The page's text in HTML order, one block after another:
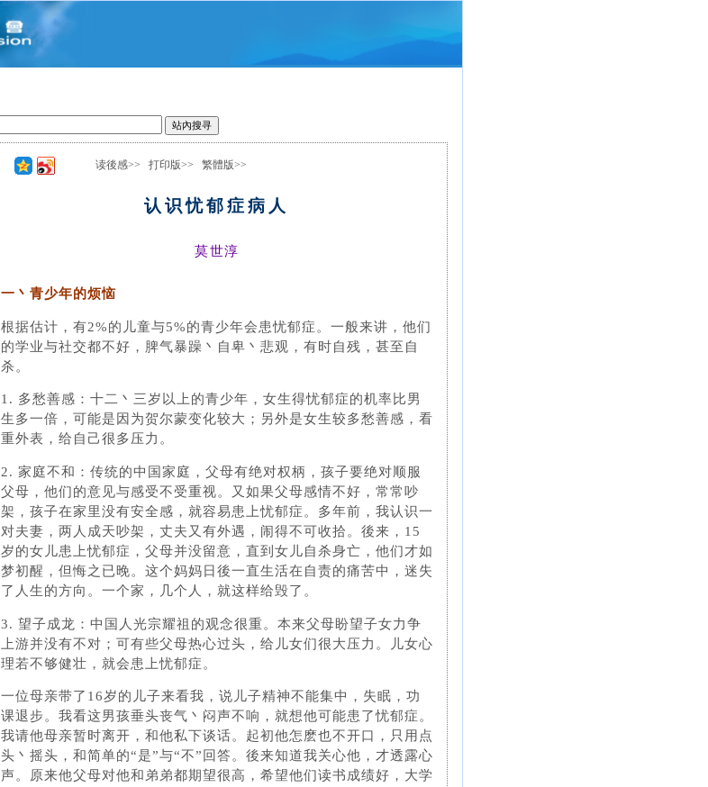
读後感>> 打印版>> 繁體版>>
认识忧郁症病人
莫世淳
一丶青少年的烦恼
根据估计，有2%的儿童与5%的青少年会患忧郁症。一般来讲，他们
的学业与社交都不好，脾气暴躁丶自卑丶悲观，有时自残，甚至自
杀。
1. 多愁善感：十二丶三岁以上的青少年，女生得忧郁症的机率比男
生多一倍，可能是因为贺尔蒙变化较大；另外是女生较多愁善感，看
重外表，给自己很多压力。
2. 家庭不和：传统的中国家庭，父母有绝对权柄，孩子要绝对顺服
父母，他们的意见与感受不受重视。又如果父母感情不好，常常吵
架，孩子在家里没有安全感，就容易患上忧郁症。多年前，我认识一
对夫妻，两人成天吵架，丈夫又有外遇，闹得不可收拾。後来，15
岁的女儿患上忧郁症，父母并没留意，直到女儿自杀身亡，他们才如
梦初醒，但悔之已晚。这个妈妈日後一直生活在自责的痛苦中，迷失
了人生的方向。一个家，几个人，就这样给毁了。
3. 望子成龙：中国人光宗耀祖的观念很重。本来父母盼望子女力争
上游并没有不对；可有些父母热心过头，给儿女们很大压力。儿女心
理若不够健壮，就会患上忧郁症。
一位母亲带了16岁的儿子来看我，说儿子精神不能集中，失眠，功
课退步。我看这男孩垂头丧气丶闷声不响，就想他可能患了忧郁症。
我请他母亲暂时离开，和他私下谈话。起初他怎麽也不开口，只用点
头丶摇头，和简单的“是”与“不”回答。後来知道我关心他，才透露心
声。原来他父母对他和弟弟都期望很高，希望他们读书成绩好，大学